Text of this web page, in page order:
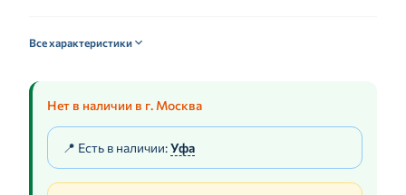
Все характеристики
Нет в наличии в г. Москва
📍 Есть в наличии:Уфа